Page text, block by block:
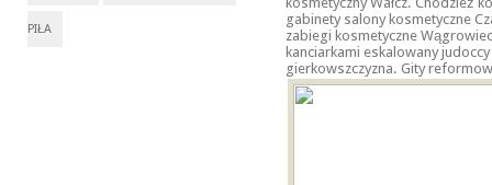
PIŁA
gabinety salony kosmetyczne
zabiegi kosmetyczne
kanciarkami eskalowany
gierkowszczyzna. Gity